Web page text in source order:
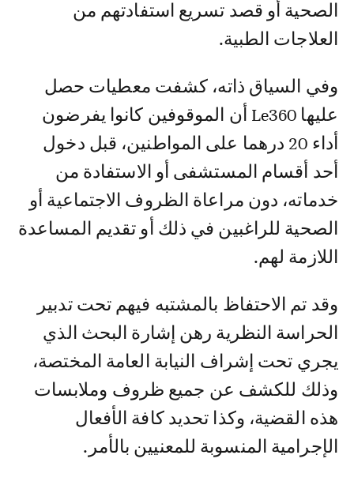
الصحية أو قصد تسريع استفادتهم من
العلاجات الطبية.
وفي السياق ذاته، كشفت معطيات حصل
عليها Le360 أن الموقوفين كانوا يفرضون
أداء 20 درهما على المواطنين، قبل دخول
أحد أقسام المستشفى أو الاستفادة من
خدماته، دون مراعاة الظروف الاجتماعية أو
الصحية للراغبين في ذلك أو تقديم المساعدة
اللازمة لهم.
وقد تم الاحتفاظ بالمشتبه فيهم تحت تدبير
الحراسة النظرية رهن إشارة البحث الذي
يجري تحت إشراف النيابة العامة المختصة،
وذلك للكشف عن جميع ظروف وملابسات
هذه القضية، وكذا تحديد كافة الأفعال
الإجرامية المنسوبة للمعنيين بالأمر.